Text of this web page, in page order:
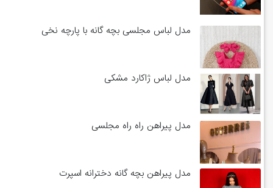
مدل لباس مجلسی بچه گانه با پارچه نخی
مدل لباس ژاکارد مشکی
مدل پیراهن راه راه مجلسی
مدل پیراهن بچه گانه دخترانه اسپرت